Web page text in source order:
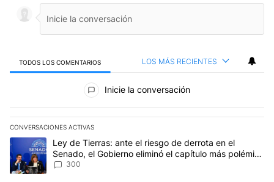
TODOS LOS COMENTARIOS LOS MÁS RECIENTES
Todos los comentarios
Inicie la conversación
CONVERSACIONES ACTIVAS
Este listado muestra los artículos con más comentarios en los
Un artículo de tendencia con el título "Ley de Tierras: ante el
Ley de Tierras: ante el riesgo de derrota en el
Senado, el Gobierno eliminó el capítulo más polémico
del proyecto
300